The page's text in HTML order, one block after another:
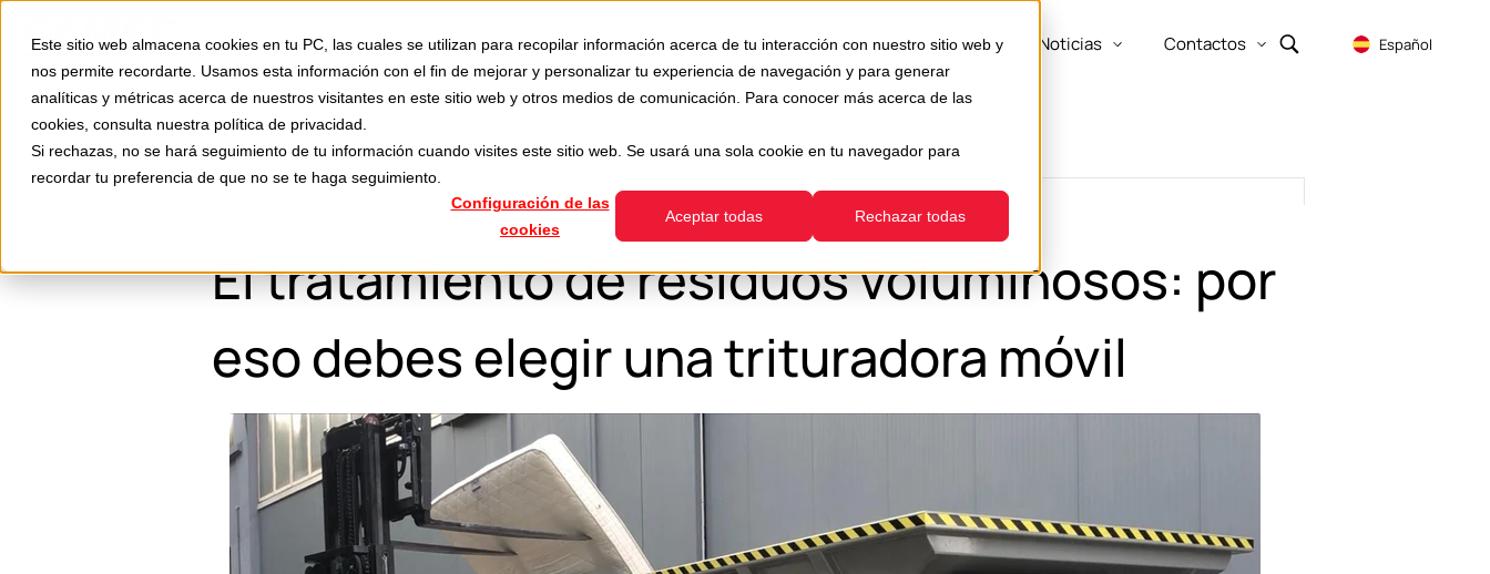
Este sitio web almacena cookies en tu PC, las cuales se utilizan para recopilar información acerca de tu interacción con nuestro sitio web y
nos permite recordarte. Usamos esta información con el fin de mejorar y personalizar tu experiencia de navegación y para generar
analíticas y métricas acerca de nuestros visitantes en este sitio web y otros medios de comunicación. Para conocer más acerca de las
cookies, consulta nuestra política de privacidad
Si rechazas, no se hará seguimiento de tu información cuando visites este sitio web. Se usará una sola cookie en tu navegador para
recordar tu preferencia de que no se te haga seguimiento.
Configuración de las
cookies
Aceptar todas Rechazar todas
Divisiones Show submenu for Divisiones
Aplicaciones Usada Show submenu for Usada
Servicios Show submenu for Servicios
Empresa Show submenu for Empresa
Recursos Show submenu for Recursos
Noticias Show submenu for Noticias
Contactos Show submenu for Contactos
Español
El tratamiento de residuos voluminosos: por
eso debes elegir una trituradora móvil